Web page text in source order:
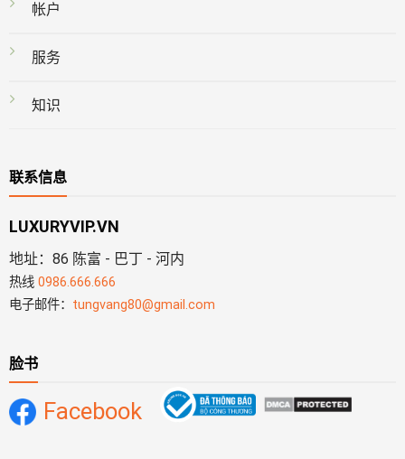
帐户
服务
知识
联系信息
LUXURYVIP.VN
地址：86 陈富 - 巴丁 - 河内
热线 0986.666.666
电子邮件： tungvang80@gmail.com
脸书
Facebook